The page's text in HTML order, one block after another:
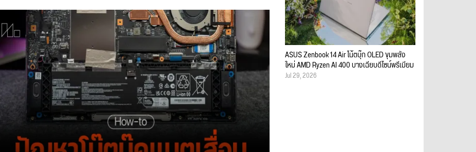
ASUS Zenbook 14 Air โน้ตบุ๊ก OLED ขุมพลัง
ใหม่ AMD Ryzen AI 400 บางเฉียบดีไซน์พรีเมียม
Jul 29, 2026